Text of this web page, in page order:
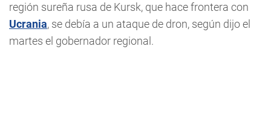
región sureña rusa de Kursk, que hace frontera con
Ucrania, se debía a un ataque de dron, según dijo el
martes el gobernador regional.